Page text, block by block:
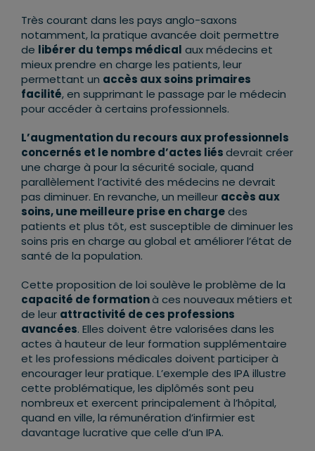
Très courant dans les pays anglo-saxons
notamment, la pratique avancée doit permettre
de libérer du temps médical aux médecins et
mieux prendre en charge les patients, leur
permettant un accès aux soins primaires
facilité, en supprimant le passage par le médecin
pour accéder à certains professionnels.
L’augmentation du recours aux professionnels
concernés et le nombre d’actes liésdevrait créer
une charge à pour la sécurité sociale, quand
parallèlement l’activité des médecins ne devrait
pas diminuer. En revanche, un meilleur accès aux
soins, une meilleure prise en chargedes
patients et plus tôt, est susceptible de diminuer les
soins pris en charge au global et améliorer l’état de
santé de la population.
Cette proposition de loi soulève le problème de la
capacité de formationà ces nouveaux métiers et
de leur attractivité de ces professions
avancées. Elles doivent être valorisées dans les
actes à hauteur de leur formation supplémentaire
et les professions médicales doivent participer à
encourager leur pratique. L’exemple des IPA illustre
cette problématique, les diplômés sont peu
nombreux et exercent principalement à l’hôpital,
quand en ville, la rémunération d’infirmier est
davantage lucrative que celle d’un IPA.